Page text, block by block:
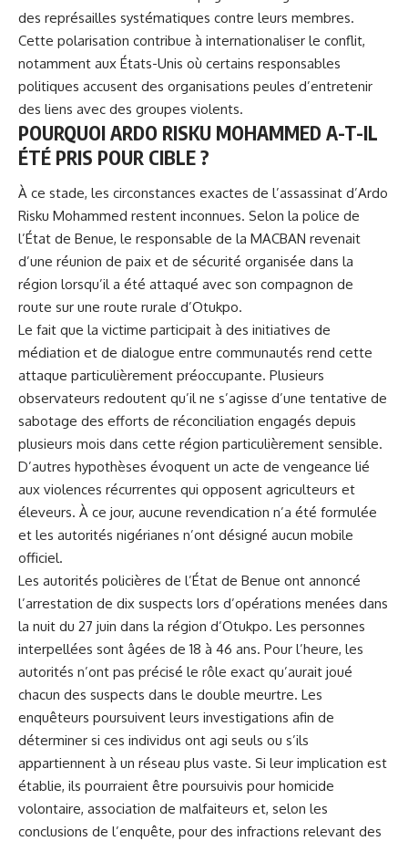
des représailles systématiques contre leurs membres.
Cette polarisation contribue à internationaliser le conflit,
notamment aux États-Unis où certains responsables
politiques accusent des organisations peules d’entretenir
des liens avec des groupes violents.
POURQUOI ARDO RISKU MOHAMMED A-T-IL
ÉTÉ PRIS POUR CIBLE ?
À ce stade, les circonstances exactes de l’assassinat d’Ardo
Risku Mohammed restent inconnues. Selon la police de
l’État de Benue, le responsable de la MACBAN revenait
d’une réunion de paix et de sécurité organisée dans la
région lorsqu’il a été attaqué avec son compagnon de
route sur une route rurale d’Otukpo.
Le fait que la victime participait à des initiatives de
médiation et de dialogue entre communautés rend cette
attaque particulièrement préoccupante. Plusieurs
observateurs redoutent qu’il ne s’agisse d’une tentative de
sabotage des efforts de réconciliation engagés depuis
plusieurs mois dans cette région particulièrement sensible.
D’autres hypothèses évoquent un acte de vengeance lié
aux violences récurrentes qui opposent agriculteurs et
éleveurs. À ce jour, aucune revendication n’a été formulée
et les autorités nigérianes n’ont désigné aucun mobile
officiel.
Les autorités policières de l’État de Benue ont annoncé
l’arrestation de dix suspects lors d’opérations menées dans
la nuit du 27 juin dans la région d’Otukpo. Les personnes
interpellées sont âgées de 18 à 46 ans. Pour l’heure, les
autorités n’ont pas précisé le rôle exact qu’aurait joué
chacun des suspects dans le double meurtre. Les
enquêteurs poursuivent leurs investigations afin de
déterminer si ces individus ont agi seuls ou s’ils
appartiennent à un réseau plus vaste. Si leur implication est
établie, ils pourraient être poursuivis pour homicide
volontaire, association de malfaiteurs et, selon les
conclusions de l’enquête, pour des infractions relevant des